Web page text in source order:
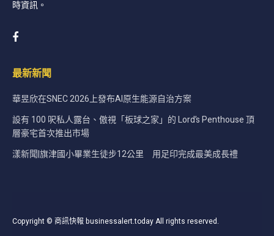
時資訊。
最新新聞
華昱欣在SNEC 2026上發布AI原生能源自治方案
設有 100 呎私人露台、傲視「板球之家」的 Lord’s Penthouse 頂
層豪宅首次推出市場
漾新聞|旗津國小畢業生徒步12公里 用足印完成最美成長禮
Copyright © 商訊快報 businessalert.today All rights reserved.